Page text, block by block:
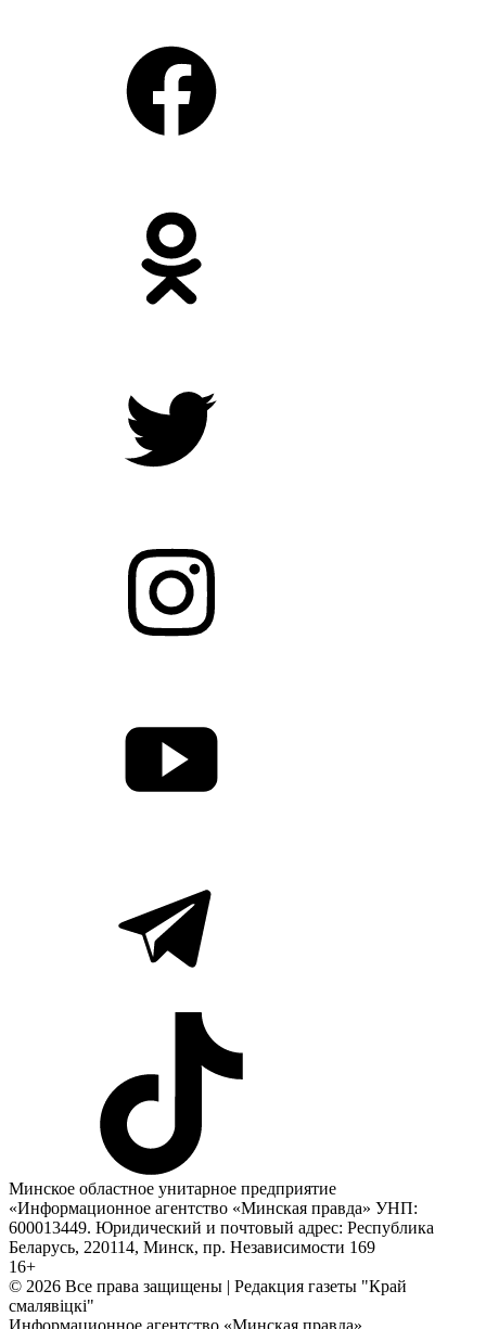
Минское областное унитарное предприятие
«Информационное агентство «Минская правда» УНП:
600013449. Юридический и почтовый адрес: Республика
Беларусь, 220114, Минск, пр. Независимости 169
16+
© 2026 Все права защищены | Редакция газеты "Край
смалявiцкi"
Информационное агентство «Минская правда»